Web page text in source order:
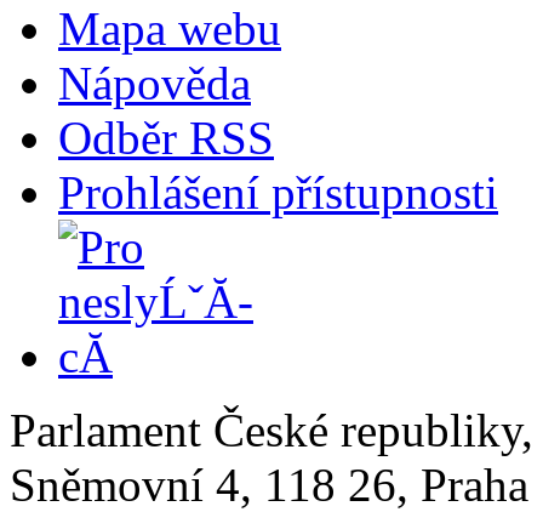
Mapa webu
Nápověda
Odběr RSS
Prohlášení přístupnosti
Parlament České
Sněmovní 4, 118 26,